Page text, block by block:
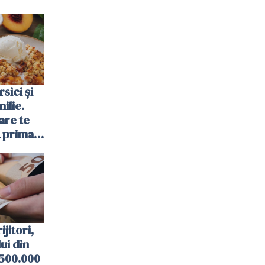
și
te
prima
din